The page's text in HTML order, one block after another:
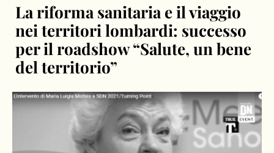
La riforma sanitaria e il viaggio
nei territori lombardi: successo
per il roadshow “Salute, un bene
del territorio”